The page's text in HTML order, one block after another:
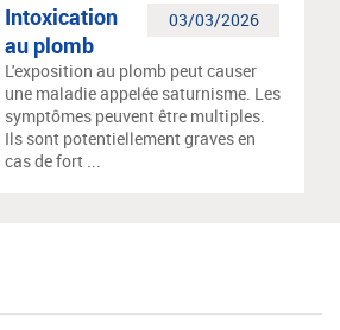
03/03/2026
Intoxication
au plomb
L'exposition au plomb peut causer
une maladie appelée saturnisme. Les
symptômes peuvent être multiples.
Ils sont potentiellement graves en
cas de fort ...